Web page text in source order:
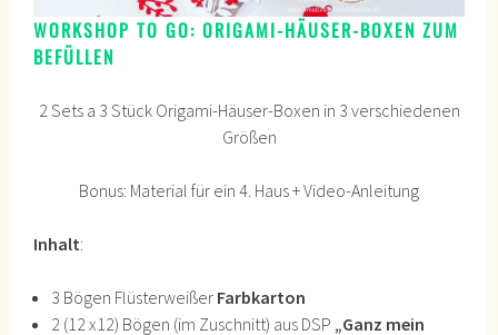
WORKSHOP TO GO: ORIGAMI-HÄUSER-BOXEN ZUM
BEFÜLLEN
2 Sets a 3 Stück Origami-Häuser-Boxen in 3 verschiedenen
Größen
Bonus: Material für ein 4. Haus + Video-Anleitung
Inhalt:
3 Bögen Flüsterweißer Farbkarton
2 (12 x12) Bögen (im Zuschnitt) aus DSP „Ganz mein